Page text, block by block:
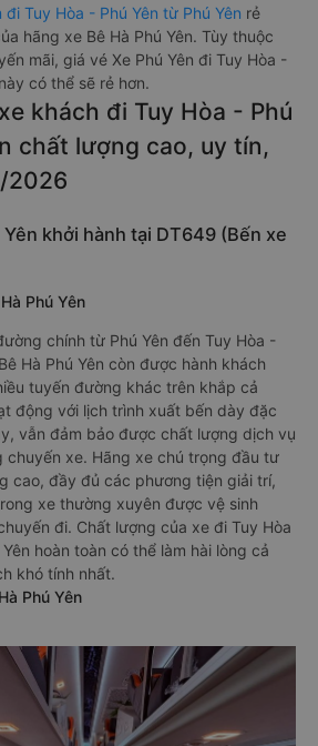
Tuy Hòa - Phú Yên từ Phú Yên rẻ
hãng xe Bê Hà Phú Yên. Tùy thuộc
mãi, giá vé Xe Phú Yên đi Tuy Hòa -
có thể sẽ rẻ hơn.
khách đi Tuy Hòa - Phú
chất lượng cao, uy tín,
2026
Yên khởi hành tại DT649 (Bến xe
Phú Yên
chính từ Phú Yên đến Tuy Hòa -
Hà Phú Yên còn được hành khách
tuyến đường khác trên khắp cả
động với lịch trình xuất bến dày đặc
vẫn đảm bảo được chất lượng dịch vụ
chuyến xe. Hãng xe chú trọng đầu tư
cao, đầy đủ các phương tiện giải trí,
xe thường xuyên được vệ sinh
đi. Chất lượng của xe đi Tuy Hòa
hoàn toàn có thể làm hài lòng cả
khó tính nhất.
Phú Yên